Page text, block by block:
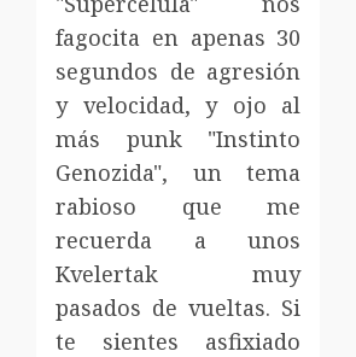
fagocita en apenas 30
segundos de agresión
y velocidad, y ojo al
más punk "Instinto
Genozida", un tema
rabioso que me
recuerda a unos
Kvelertak muy
pasados de vueltas. Si
te sientes asfixiado